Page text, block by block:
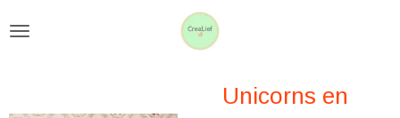
Unicorns en